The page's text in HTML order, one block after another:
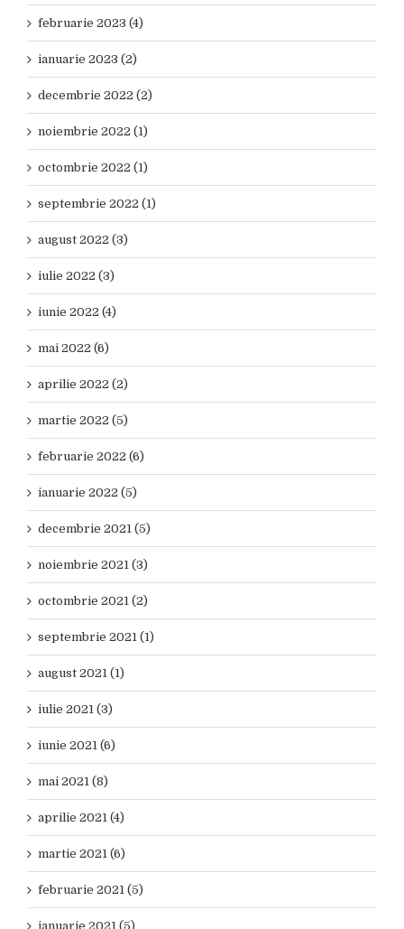
februarie 2023 (4)
ianuarie 2023 (2)
decembrie 2022 (2)
noiembrie 2022 (1)
octombrie 2022 (1)
septembrie 2022 (1)
august 2022 (3)
iulie 2022 (3)
iunie 2022 (4)
mai 2022 (6)
aprilie 2022 (2)
martie 2022 (5)
februarie 2022 (6)
ianuarie 2022 (5)
decembrie 2021 (5)
noiembrie 2021 (3)
octombrie 2021 (2)
septembrie 2021 (1)
august 2021 (1)
iulie 2021 (3)
iunie 2021 (6)
mai 2021 (8)
aprilie 2021 (4)
martie 2021 (6)
februarie 2021 (5)
ianuarie 2021 (5)